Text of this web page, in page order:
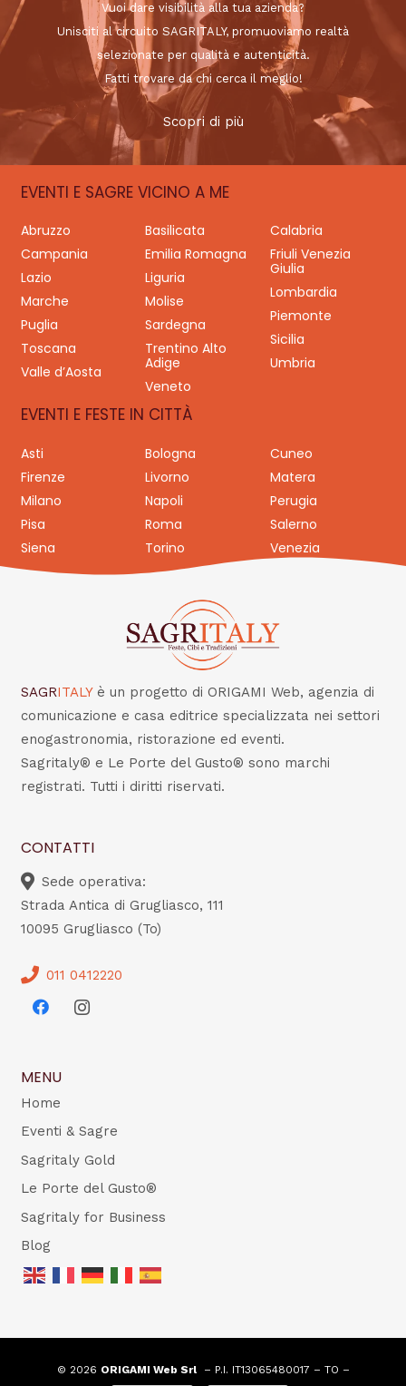
Vuoi dare visibilità alla tua azienda?
Unisciti al circuito SAGRITALY, promuoviamo realtà
selezionate per qualità e autenticità.
Fatti trovare da chi cerca il meglio!
Scopri di più
EVENTI E SAGRE VICINO A ME
Abruzzo Basilicata
Calabria
Campania
Emilia Romagna
Friuli Venezia
Giulia
Lazio
Liguria
Lombardia
Marche
Molise
Piemonte
Puglia
Sardegna
Sicilia
Toscana
Trentino Alto
Adige
Umbria
Valle d’Aosta
Veneto
EVENTI E FESTE IN CITTÀ
Asti Bologna
Cuneo
Firenze
Livorno
Matera
Milano
Napoli
Perugia
Pisa
Roma
Salerno
Siena
Torino Venezia
SAGRITALY è un progetto di ORIGAMI Web, agenzia di
comunicazione e casa editrice specializzata nei settori
enogastronomia, ristorazione ed eventi.
Sagritaly® e Le Porte del Gusto® sono marchi
registrati. Tutti i diritti riservati.
CONTATTI
Sede operativa:
Strada Antica di Grugliasco, 111
10095 Grugliasco (To)
011 0412220
MENU
Home
Eventi & Sagre
Sagritaly Gold
Le Porte del Gusto®
Sagritaly for Business
Blog
© 2026 ORIGAMI Web Srl– P.I. IT13065480017 – TO –